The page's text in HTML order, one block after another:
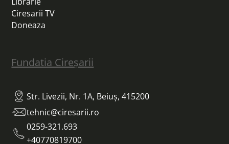
Ciresarii TV
Doneaza
Fundatia Cireșarii
Str. Livezii, Nr. 1A, Beiuș, 415200
tehnic@ciresarii.ro
0259-321.693
+40770819700